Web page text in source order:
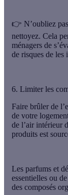
👉 N’oubliez
nettoyez. Cela
ménagers de
de risques de les
6. Limiter les
Faire brûler de
de votre
de l’air intérieur
produits est
Les parfums et
essentielles ou
des composés